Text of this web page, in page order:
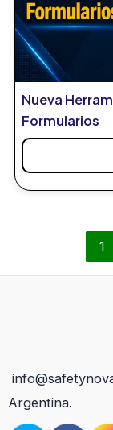
Nueva
Formularios
1
Argentina.